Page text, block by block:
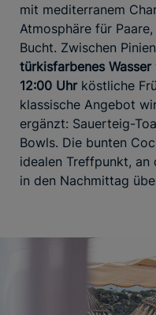
mit mediterranem
Atmosphäre für
Bucht. Zwischen
türkisfarbenes Wasser
12:00 Uhrköstliche
klassische Angebot
ergänzt: Sauerteig-
Bowls. Die bunten
idealen Treffpunkt, an
in den Nachmittag